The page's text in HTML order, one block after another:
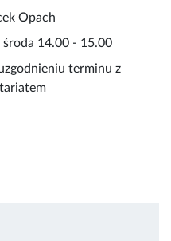
Opach
środa 14.00 - 15.00
terminu z